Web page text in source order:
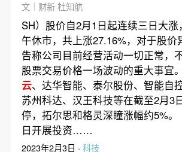
文｜财新 杜知航
SH）股价自2月1日起连续三日大涨
午休市，共上涨27.16%，对于股价
告称公司目前经营活动一切正常，
股票交易价格一场波动的重大事宜。
云、达华智能、泰尔股份、智能自
苏州科达、汉王科技等在截至2月3
停，拓尔思和格灵深瞳涨幅约5%。
日开展投资……
2023年2月3日 · 科技